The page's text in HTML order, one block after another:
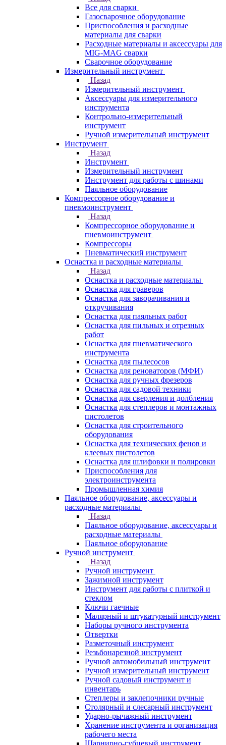
Все для сварки
Газосварочное оборудование
Приспособления и расходные
материалы для сварки
Расходные материалы и аксессуары для
MIG-MAG сварки
Сварочное оборудование
Измерительный инструмент
Назад
Измерительный инструмент
Аксессуары для измерительного
инструмента
Контрольно-измерительный
инструмент
Ручной измерительный инструмент
Инструмент
Назад
Инструмент
Измерительный инструмент
Инструмент для работы с шинами
Паяльное оборудование
Компрессорное оборудование и
пневмоинструмент
Назад
Компрессорное оборудование и
пневмоинструмент
Компрессоры
Пневматический инструмент
Оснастка и расходные материалы
Назад
Оснастка и расходные материалы
Оснастка для граверов
Оснастка для заворачивания и
откручивания
Оснастка для паяльных работ
Оснастка для пильных и отрезных
работ
Оснастка для пневматического
инструмента
Оснастка для пылесосов
Оснастка для реноваторов (МФИ)
Оснастка для ручных фрезеров
Оснастка для садовой техники
Оснастка для сверления и долбления
Оснастка для степлеров и монтажных
пистолетов
Оснастка для строительного
оборудования
Оснастка для технических фенов и
клеевых пистолетов
Оснастка для шлифовки и полировки
Приспособления для
электроинструмента
Промышленная химия
Паяльное оборудование, аксессуары и
расходные материалы
Назад
Паяльное оборудование, аксессуары и
расходные материалы
Паяльное оборудование
Ручной инструмент
Назад
Ручной инструмент
Зажимной инструмент
Инструмент для работы с плиткой и
стеклом
Ключи гаечные
Малярный и штукатурный инструмент
Наборы ручного инструмента
Отвертки
Разметочный инструмент
Резьбонарезной инструмент
Ручной автомобильный инструмент
Ручной измерительный инструмент
Ручной садовый инструмент и
инвентарь
Степлеры и заклепочники ручные
Столярный и слесарный инструмент
Ударно-рычажный инструмент
Хранение инструмента и организация
рабочего места
Шарнирно-губцевый инструмент